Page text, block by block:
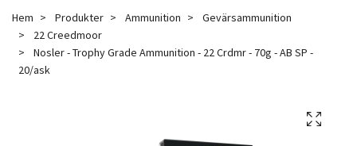
Hem Produkter Ammunition
Gevärsammunition
22 Creedmoor
Nosler - Trophy Grade Ammunition - 22 Crdmr - 70g - AB SP -
20/ask